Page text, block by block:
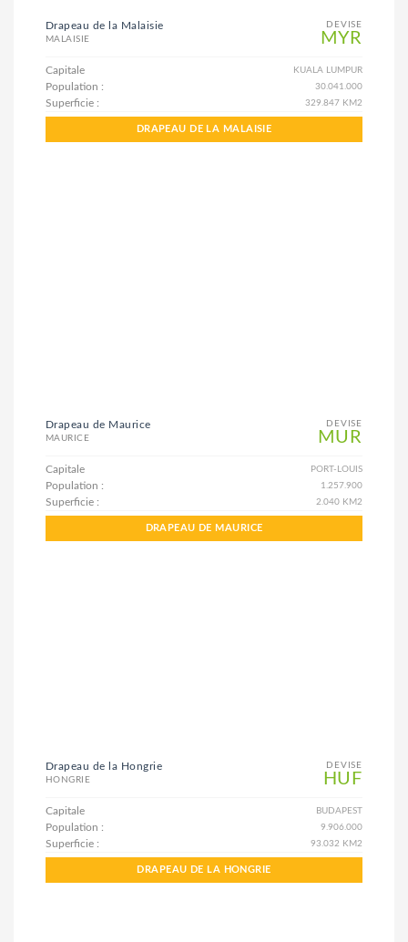
DEVISE
MYR
Drapeau de la Malaisie
MALAISIE
Capitale KUALA LUMPUR
Population : 30.041.000
Superficie : 329.847 KM2
DRAPEAU DE LA MALAISIE
DEVISE
MUR
Drapeau de Maurice
MAURICE
Capitale PORT-LOUIS
Population : 1.257.900
Superficie : 2.040 KM2
DRAPEAU DE MAURICE
DEVISE
HUF
Drapeau de la Hongrie
HONGRIE
Capitale BUDAPEST
Population : 9.906.000
Superficie : 93.032 KM2
DRAPEAU DE LA HONGRIE